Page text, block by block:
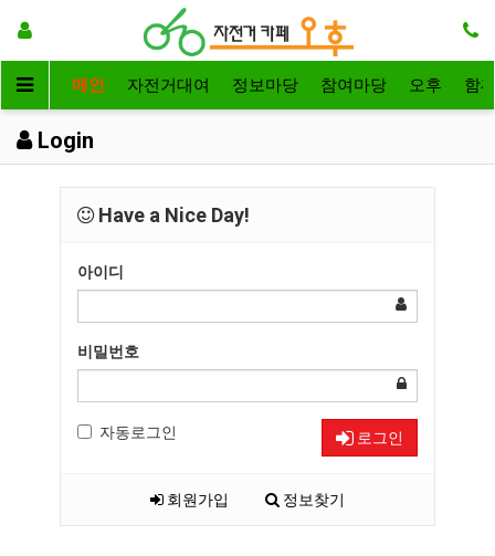
메인 자전거대여 정보마당 참여마당 오후 함
Login
Have a Nice Day!
아이디
비밀번호
자동로그인 로그인
회원가입 정보찾기